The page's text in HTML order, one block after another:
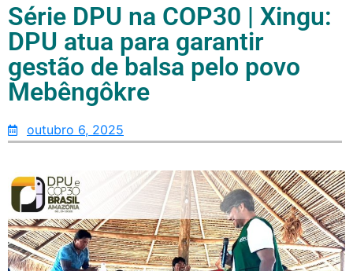
Série DPU na COP30 | Xingu:
DPU atua para garantir
gestão de balsa pelo povo
Mebêngôkre
outubro 6, 2025